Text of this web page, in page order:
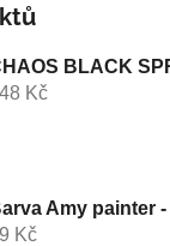
BLACK
Kč
Amy painter
Kč